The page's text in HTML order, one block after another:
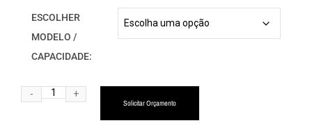
ESCOLHER
MODELO /
CAPACIDADE:
Solicitar Orçamento